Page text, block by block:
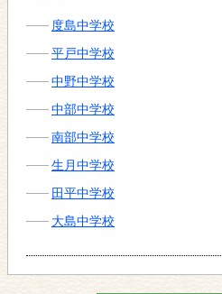
度島中学校
平戸中学校
中野中学校
中部中学校
南部中学校
生月中学校
田平中学校
大島中学校